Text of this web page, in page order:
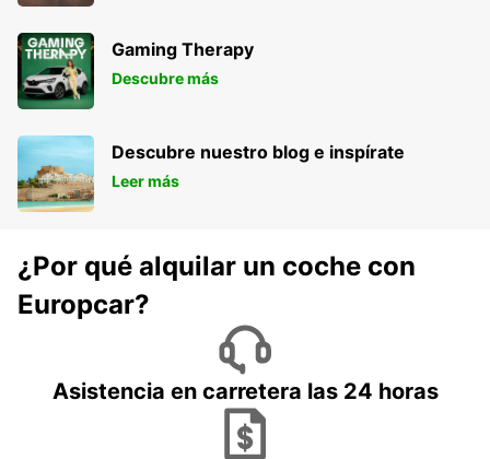
Gaming Therapy
Descubre más
Descubre nuestro blog e inspírate
Leer más
¿Por qué alquilar un coche con
Europcar?
Asistencia en carretera las 24 horas